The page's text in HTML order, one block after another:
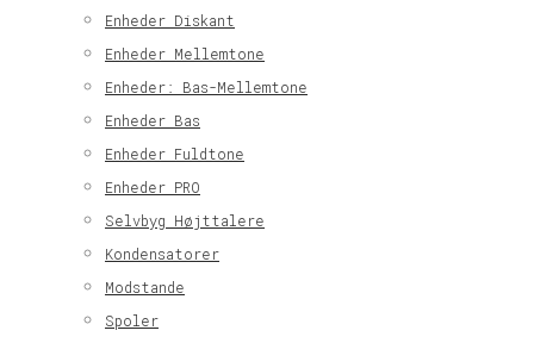
Enheder Diskant
Enheder Mellemtone
Enheder: Bas-Mellemtone
Enheder Bas
Enheder Fuldtone
Enheder PRO
Selvbyg Højttalere
Kondensatorer
Modstande
Spoler